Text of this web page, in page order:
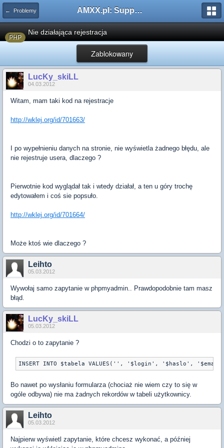
← Problemy AMXX.pl: Support AMX Mod X i SourceMod
PHP
Nie działająca rejestracja
Zablokowany
LucKy_skiLL
04.03.2012
Witam, mam taki kod na rejestracje
http://wklej.org/id/701663/
I po wypełnieniu danych na stronie, nie wyświetla żadnego błędu, ale
nie rejestruje usera, dlaczego ?
Pierwotnie kod wyglądał tak i wtedy działał, a ten u góry trochę
edytowałem i coś sie popsuło.
http://wklej.org/id/701664/
Może ktoś wie dlaczego ?
Leihto
05.03.2012
Wywołaj samo zapytanie w phpmyadmin.. Prawdopodobnie tam masz
błąd.
LucKy_skiLL
05.03.2012
Chodzi o to zapytanie ?
Bo nawet po wysłaniu formularza (chociaż nie wiem czy to się w
ogóle odbywa) nie ma żadnych rekordów w tabeli użytkownicy.
Leihto
05.03.2012
Najpierw wyświetl zapytanie, które chcesz wykonać, a później